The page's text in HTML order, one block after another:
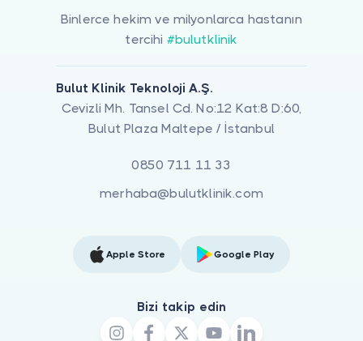
Binlerce hekim ve milyonlarca hastanın
tercihi #bulutklinik
Bulut Klinik Teknoloji A.Ş.
Cevizli Mh. Tansel Cd. No:12 Kat:8 D:60,
Bulut Plaza Maltepe / İstanbul
0850 711 11 33
merhaba@bulutklinik.com
Apple Store Google Play
Bizi takip edin